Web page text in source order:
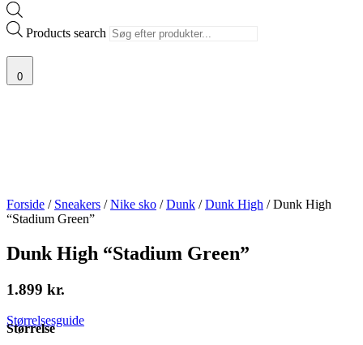
Products search
0
Forside / Sneakers /Nike sko /Dunk /Dunk High / Dunk High
“Stadium Green”
Dunk High “Stadium Green”
1.899 kr.
Størrelsesguide
Størrelse